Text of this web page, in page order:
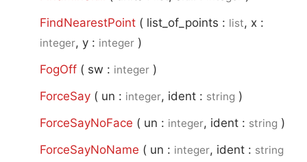
FindNearestPoint ( list_of_points : list, x :
integer, y : integer )
FogOff ( sw : integer )
ForceSay ( un : integer, ident : string )
ForceSayNoFace ( un : integer, ident : string )
ForceSayNoName ( un : integer, ident : string